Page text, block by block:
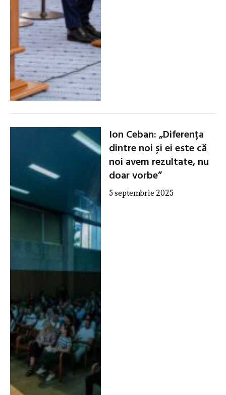
Ion Ceban: „Diferența
dintre noi și ei este că
noi avem rezultate, nu
doar vorbe”
5 septembrie 2025